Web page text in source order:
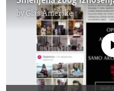
by Glas Amerike
No media